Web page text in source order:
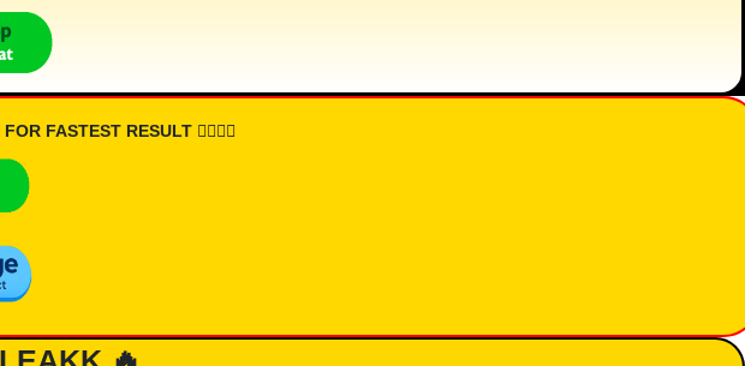
FASTEST RESULT 👇🏾👇🏾